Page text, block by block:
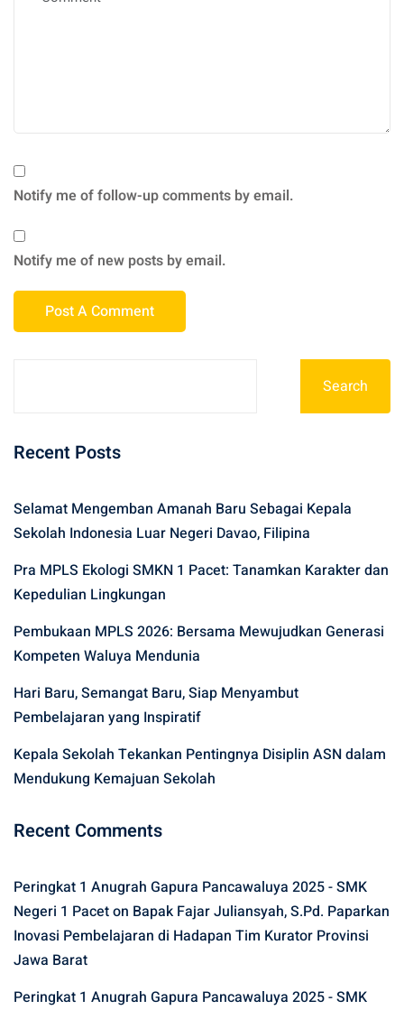
Notify me of follow-up comments by email.
Notify me of new posts by email.
Search
Recent Posts
Selamat Mengemban Amanah Baru Sebagai Kepala
Sekolah Indonesia Luar Negeri Davao, Filipina
Pra MPLS Ekologi SMKN 1 Pacet: Tanamkan Karakter dan
Kepedulian Lingkungan
Pembukaan MPLS 2026: Bersama Mewujudkan Generasi
Kompeten Waluya Mendunia
Hari Baru, Semangat Baru, Siap Menyambut
Pembelajaran yang Inspiratif
Kepala Sekolah Tekankan Pentingnya Disiplin ASN dalam
Mendukung Kemajuan Sekolah
Recent Comments
Peringkat 1 Anugrah Gapura Pancawaluya 2025 - SMK
Negeri 1 Paceton Bapak Fajar Juliansyah, S.Pd. Paparkan
Inovasi Pembelajaran di Hadapan Tim Kurator Provinsi
Jawa Barat
Peringkat 1 Anugrah Gapura Pancawaluya 2025 - SMK